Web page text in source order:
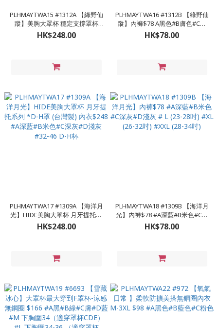
PLHMAYTWA15 #1312A 【綠野仙
蹤】美胸大罩杯 穩定支撐罩杯
*D-H罩 (台灣製) 內衣$248 #A黑
色#B膚色#C墨綠#D藍色#E米色 #
HK$248.00
PLHMAYTWA16 #1312B 【綠野仙
蹤】內褲$78 A黑色#B膚色#C墨
綠#D藍色#E米色 #FREE (22-28吋)
#XL (26-32吋) #XXL (28-34吋)#D
HK$78.00
PLHMAYTWA17 #1309A 【海洋月
光】HIDE美胸大罩杯 月牙提托系
列 *D-H罩 (台灣製) 內衣$248 #A
深藍#B米色#C深灰#D淺灰 #32-
HK$248.00
PLHMAYTWA18 #1309B 【海洋月
光】內褲$78 #A深藍#B米色#C深
灰#D淺灰 # L (23-28吋) #XL (26-
32吋) #XXL (28-34吋)
HK$78.00